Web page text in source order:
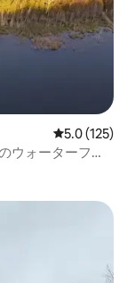
レビュー125
5.0 (125)
ウォーターフロ